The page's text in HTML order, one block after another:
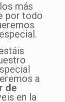
más
por todo
a
de
en la